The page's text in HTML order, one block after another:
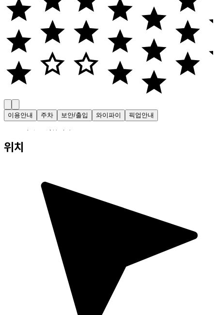
이용안내 주차 보안/출입 와이파이 픽업안내
위치